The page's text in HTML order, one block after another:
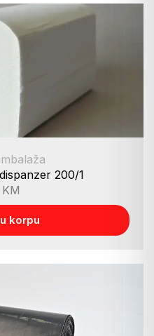
200/1
KM
korpu